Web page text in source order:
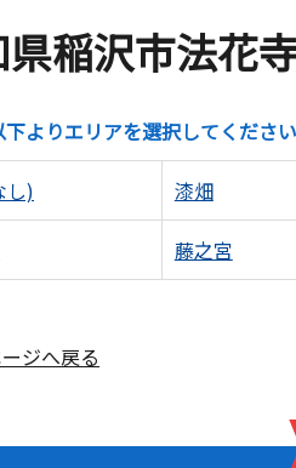
稲沢市法花
よりエリアを選択してください
し) 漆畑
藤之宮
ジへ戻る